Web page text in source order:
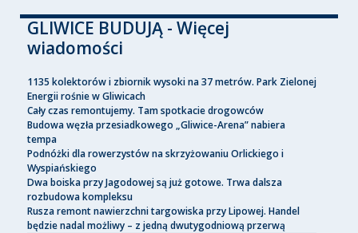
GLIWICE BUDUJĄ - Więcej
wiadomości
1135 kolektorów i zbiornik wysoki na 37 metrów. Park Zielonej
Energii rośnie w Gliwicach
Cały czas remontujemy. Tam spotkacie drogowców
Budowa węzła przesiadkowego „Gliwice-Arena” nabiera
tempa
Podnóżki dla rowerzystów na skrzyżowaniu Orlickiego i
Wyspiańskiego
Dwa boiska przy Jagodowej są już gotowe. Trwa dalsza
rozbudowa kompleksu
Rusza remont nawierzchni targowiska przy Lipowej. Handel
będzie nadal możliwy – z jedną dwutygodniową przerwą